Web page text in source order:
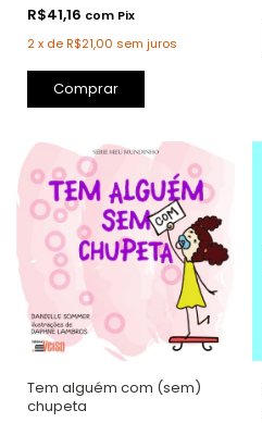
R$41,16 com Pix
2x deR$21,00 sem juros
Tem alguém com (sem)
chupeta